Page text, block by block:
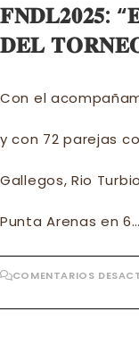
𝐅𝐍𝐃𝐋𝟐𝟎𝟐𝟓:
𝐃𝐄𝐋
Con el
y con 72 parejas
Gallegos, Rio
Punta Arenas en 6…
COMENTARIOS